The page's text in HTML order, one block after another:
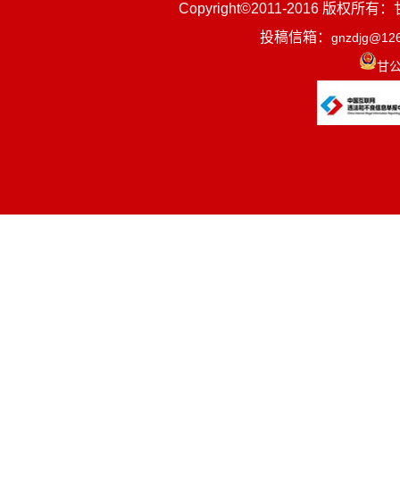
越好了！”
Copyright©2011-2016 版权所有：
投稿信箱：
甘